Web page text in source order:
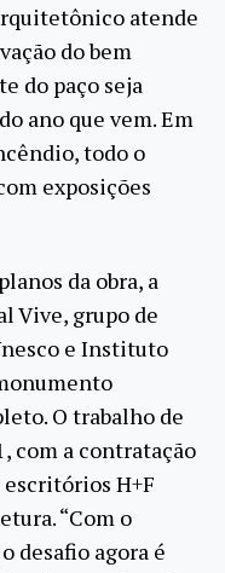
atende
do bem
do paço seja
ano que vem. Em
todo o
exposições
da obra, a
Vive, grupo de
e Instituto
O trabalho de
com a contratação
H+F
“Com o
desafio agora é